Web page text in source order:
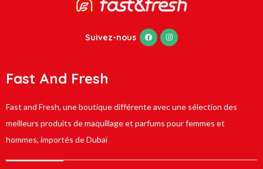
Suivez-nous
Fast And Fresh
Fast and Fresh, une boutique différente avec une sélection des
meilleurs produits de maquillage et parfums pour femmes et
hommes, importés de Dubaï